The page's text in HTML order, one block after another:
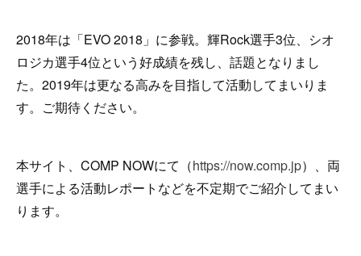
2018年は「EVO 2018」に参戦。輝Rock選手3位、シオ
ロジカ選手4位という好成績を残し、話題となりまし
た。2019年は更なる高みを目指して活動してまいりま
す。ご期待ください。
本サイト、COMP NOWにて（https://now.comp.jp）、両
選手による活動レポートなどを不定期でご紹介してまい
ります。